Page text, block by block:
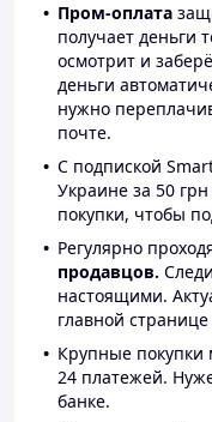
Пром-оплата
получает деньги
осмотрит и
деньги
нужно
почте.
С подпиской
Украине за 50
покупки, чтобы
Регулярно
продавцов.
настоящими.
главной
Крупные покупки
24 платежей.
банке.